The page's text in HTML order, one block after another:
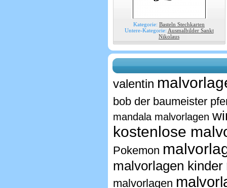
Kategorie: Basteln Stechkarten
Untere-Kategorie: Ausmalbilder Sankt
Nikolaus
valentin
bob der baumeister
mandala malvorlagen
kostenlose
Pokemon
malvorlagen kinder
malvorlagen